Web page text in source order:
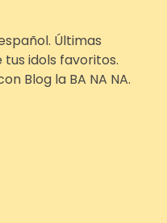
Últimas
idols favoritos.
Blog la BA NA NA.